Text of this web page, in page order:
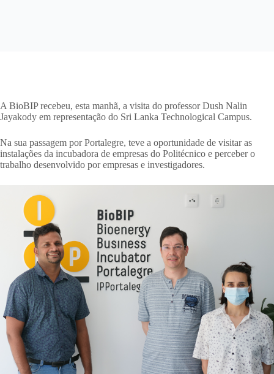
A BioBIP recebeu, esta manhã, a visita do professor Dush Nalin
Jayakody em representação do Sri Lanka Technological Campus.
Na sua passagem por Portalegre, teve a oportunidade de visitar as
instalações da incubadora de empresas do Politécnico e perceber o
trabalho desenvolvido por empresas e investigadores.